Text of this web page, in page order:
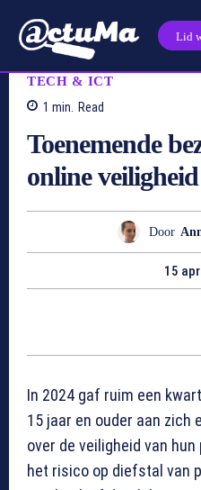
Lid
TECH & ICT
1 min. Read
Toenemende
online
Door
15
In 2024 gaf ruim een
15 jaar en ouder aan zich
over de veiligheid van
het risico op diefstal van